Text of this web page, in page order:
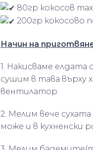
80гр кокосов
200гр кокосово
Начин на
1. Накисваме елдата
сушим в тава върху
вентилатор.
2. Мелим вече
може и в кухненски